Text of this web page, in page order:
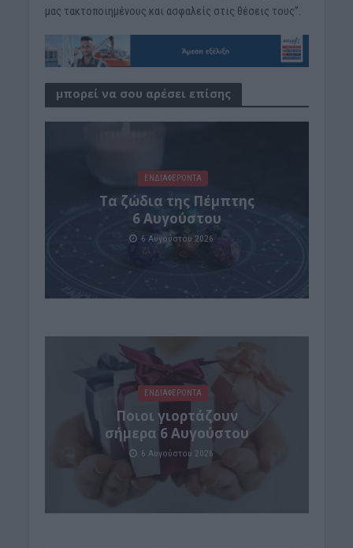
μας τακτοποιημένους και ασφαλείς στις θέσεις τους”.
μπορεί να σου αρέσει επίσης
ΕΝΔΙΑΦΕΡΟΝΤΑ
Tα ζώδια της Πέμπτης
6 Αυγούστου
6 Αυγούστου 2026
ΕΝΔΙΑΦΕΡΟΝΤΑ
Ποιοι γιορτάζουν
σήμερα 6 Αυγούστου
6 Αυγούστου 2026